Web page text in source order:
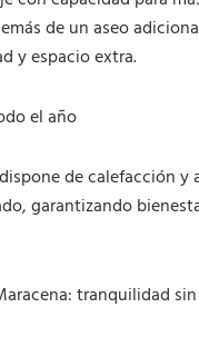
de un aseo
y espacio extra.
el año
de calefacción y
garantizando
tranquilidad